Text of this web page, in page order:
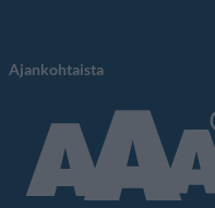
Ajankohtaista